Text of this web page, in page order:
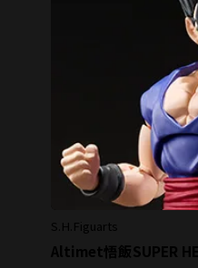
S.H.Figuarts
Altimet悟飯SUPER